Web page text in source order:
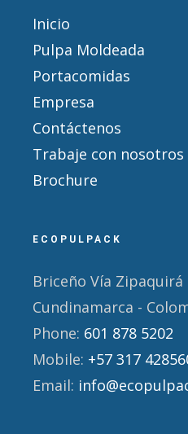
Inicio
Pulpa Moldeada
Portacomidas
Empresa
Contáctenos
Trabaje con nosotros
Brochure
ECOPULPACK
Briceño Vía Zipaquirá
Cundinamarca -
Phone: 601 878 5202
Mobile: +57 317
Email: